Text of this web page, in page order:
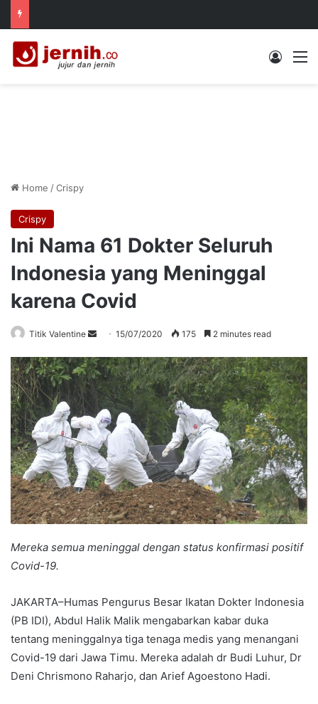
Log In
Home /Crispy
Crispy
Ini Nama 61 Dokter Seluruh
Indonesia yang Meninggal
karena Covid
Titik Valentine
Send
email
15/07/2020 175 2 minutes read
Mereka semua meninggal dengan status konfirmasi positif
Covid-19.
JAKARTA–Humas Pengurus Besar Ikatan Dokter Indonesia
(PB IDI), Abdul Halik Malik mengabarkan kabar duka
tentang meninggalnya tiga tenaga medis yang menangani
Covid-19 dari Jawa Timu. Mereka adalah dr Budi Luhur, Dr
Deni Chrismono Raharjo, dan Arief Agoestono Hadi.